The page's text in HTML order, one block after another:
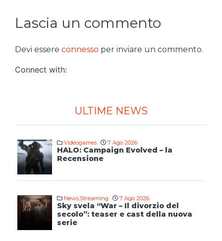
Lascia un commento
Devi essere connesso per inviare un commento.
Connect with:
ULTIME NEWS
Videogames 7 Ago 2026
HALO: Campaign Evolved – la
Recensione
News,Streaming 7 Ago 2026
Sky svela “War – Il divorzio del
secolo”: teaser e cast della nuova
serie